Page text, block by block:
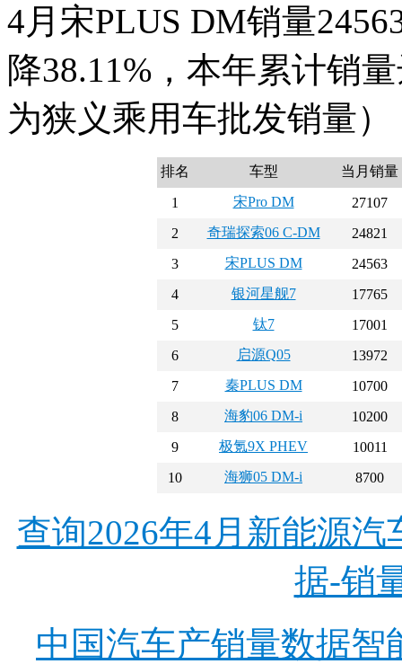
4月宋PLUS DM销量
降38.11%，本年累计销
为狭义乘用车批发销量）
排名 车型 当月销量
1 宋Pro DM
27107
2
奇瑞探索06 C-DM
24821
3
宋PLUS DM
24563
4
银河星舰7
17765
5
钛7
17001
6
启源Q05
13972
7
秦PLUS DM
10700
8
海豹06 DM-i
10200
9
极氪9X PHEV
10011
10
海狮05 DM-i 8700
查询2026年4月新能源
据-销
中国汽车产销量数据